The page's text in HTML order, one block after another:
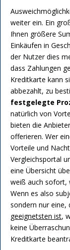
weiter ein. Ein
Ihnen größere
Einkäufen in
der Nutzer dies
dass Zahlungen
Kreditkarte kann
abbezahlt, zu
festgelegte
natürlich von
bieten die
offerieren. Wer
Vorteile und
Vergleichsportal
eine Übersicht
weiß auch sofort,
Wenn es also
sondern nur eine,
geeignetsten ist,
keine
Kreditkarte